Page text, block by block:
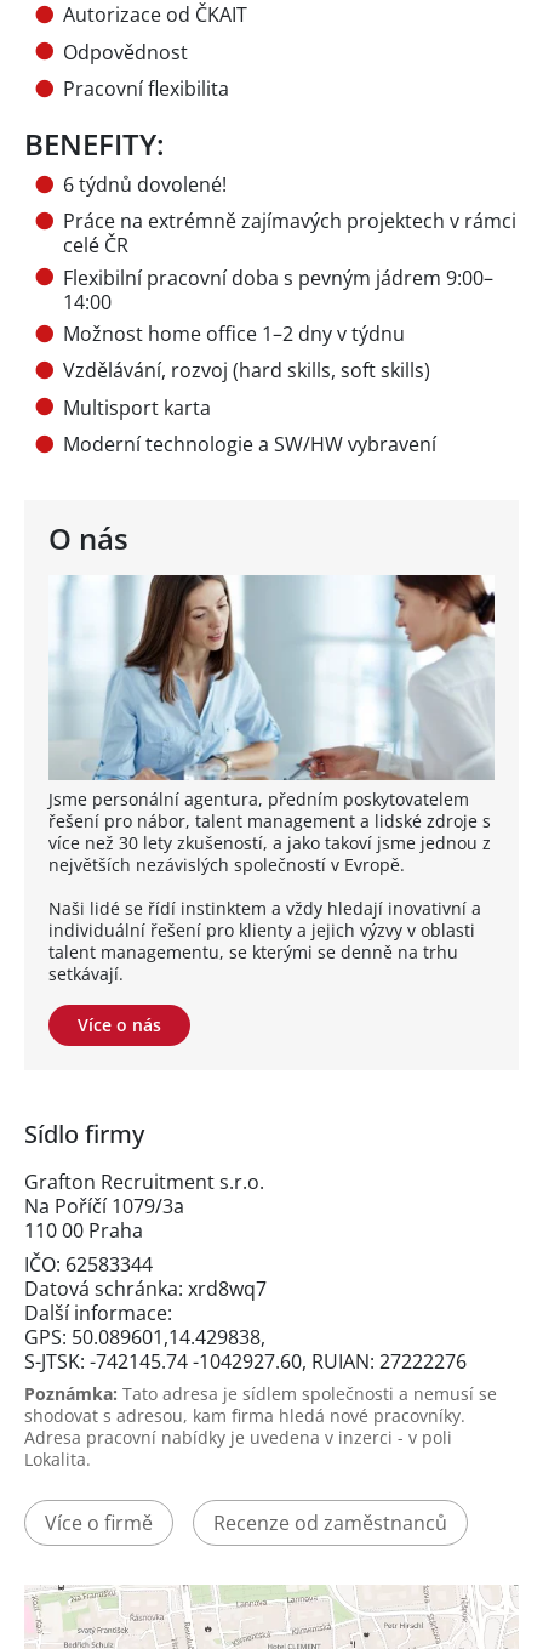
O nás
Jsme personální agentura, předním poskytovatelem
řešení pro nábor, talent management a lidské zdroje s
více než 30 lety zkušeností, a jako takoví jsme jednou z
největších nezávislých společností v Evropě.
Naši lidé se řídí instinktem a vždy hledají inovativní a
individuální řešení pro klienty a jejich výzvy v oblasti
talent managementu, se kterými se denně na trhu
setkávají.
Více o nás
Autorizace od ČKAIT
Odpovědnost
Pracovní flexibilita
BENEFITY:
6 týdnů dovolené!
Práce na extrémně zajímavých projektech v rámci
celé ČR
Flexibilní pracovní doba s pevným jádrem 9:00–
14:00
Možnost home office 1–2 dny v týdnu
Vzdělávání, rozvoj (hard skills, soft skills)
Multisport karta
Moderní technologie a SW/HW vybravení
Sídlo firmy
Grafton Recruitment s.r.o.
Na Poříčí 1079/3a
110 00 Praha
IČO: 62583344
Datová schránka: xrd8wq7
Další informace:
GPS: 50.089601,14.429838,
S-JTSK: -742145.74 -1042927.60, RUIAN: 27222276
Poznámka: Tato adresa je sídlem společnosti a nemusí se
shodovat s adresou, kam firma hledá nové pracovníky.
Adresa pracovní nabídky je uvedena v inzerci - v poli
Lokalita.
Více o firmě Recenze od zaměstnanců